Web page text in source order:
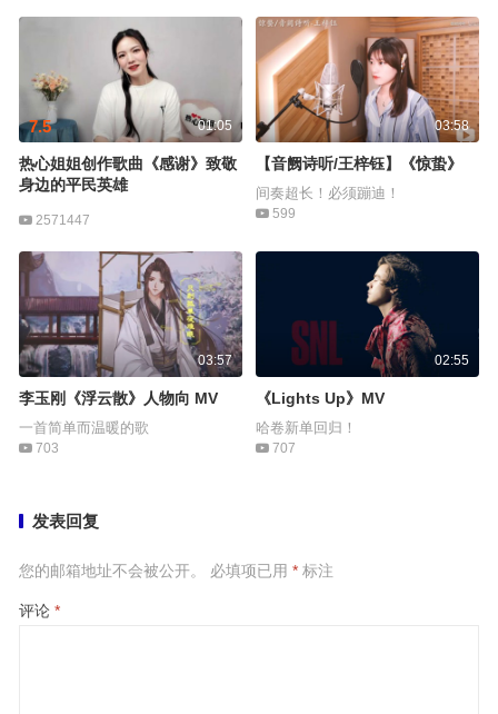
01:05
7.5
热心姐姐创作歌曲《感谢》致敬
身边的平民英雄
2571447
03:58
【音阙诗听/王梓钰】《惊蛰》
间奏超长！必须蹦迪！
599
03:57
李玉刚《浮云散》人物向 MV
一首简单而温暖的歌
703
02:55
《Lights Up》MV
哈卷新单回归！
707
发表回复
您的邮箱地址不会被公开。 必填项已用 *标注
评论 *